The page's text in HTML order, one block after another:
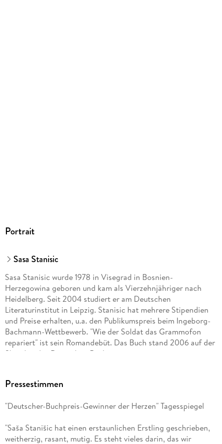
Portrait
Sasa Stanisic
Sasa Stanisic wurde 1978 in Visegrad in Bosnien-
Herzegowina geboren und kam als Vierzehnjähriger nach
Heidelberg. Seit 2004 studiert er am Deutschen
Literaturinstitut in Leipzig. Stanisic hat mehrere Stipendien
und Preise erhalten, u.a. den Publikumspreis beim Ingeborg-
Bachmann-Wettbewerb. "Wie der Soldat das Grammofon
repariert" ist sein Romandebüt. Das Buch stand 2006 auf der
Shortlist des Deutschen Buchpreises.
Pressestimmen
"Deutscher-Buchpreis-Gewinner der Herzen" Tagesspiegel
"Saša Stanišic hat einen erstaunlichen Erstling geschrieben,
weitherzig, rasant, mutig. Es steht vieles darin, das wir